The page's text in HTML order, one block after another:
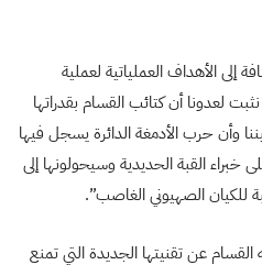
إلى الأهداف العملياتية لعملية
لعدونا أن كتائب القسام بقدراتها
وأن حرب الأدمغة الدائرة يسجل فيها
خبراء القبة الحديدية وسيحولونها إلى
للكيان الصهيوني الغاصب”.
عن تقنيتها الجديدة التي تمنع